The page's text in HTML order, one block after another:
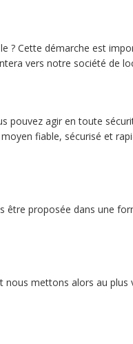
? Cette démarche est
vers notre société de
pouvez agir en toute
fiable, sécurisé et
être proposée dans une
mettons alors au plus